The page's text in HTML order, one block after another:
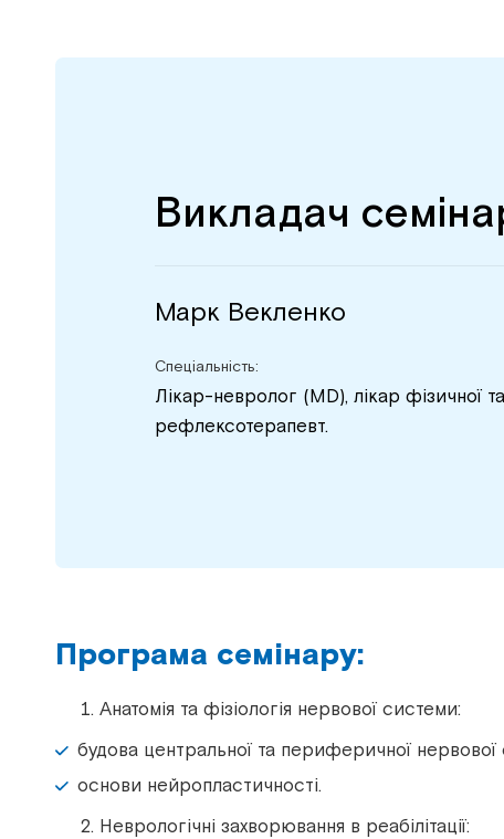
Викладач
Марк Векленко
Спеціальність:
Лікар-невролог (MD), лікар фізичної
рефлексотерапевт.
Програма семінару:
Анатомія та фізіологія нервової системи:
будова центральної та периферичної нервової
основи нейропластичності.
Неврологічні захворювання в реабілітації: